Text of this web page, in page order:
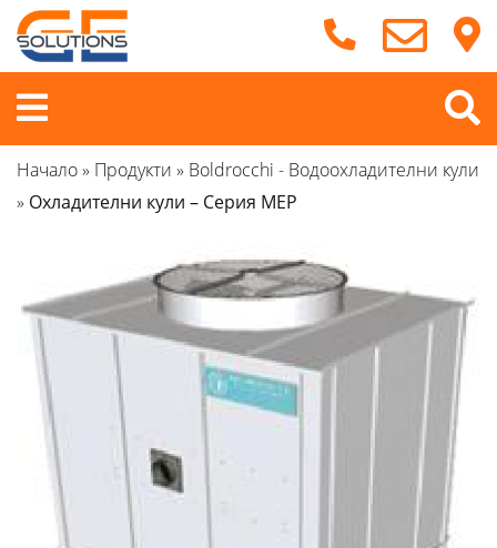
Продължете
към
съдържанието
Меню
Начало» Продукти » Boldrocchi - Водоохладителни кули
» Охладителни кули – Серия MEP